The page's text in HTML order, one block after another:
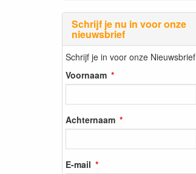
Schrijf je nu in voor onze
nieuwsbrief
Schrijf je in voor onze Nieuwsbrief
Voornaam
Achternaam
E-mail